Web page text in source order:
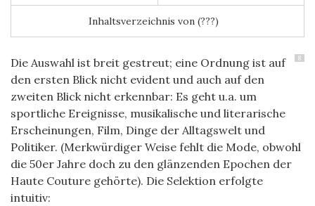
Inhaltsverzeichnis von (???)
8
Die Auswahl ist breit gestreut; eine Ordnung ist auf
den ersten Blick nicht evident und auch auf den
zweiten Blick nicht erkennbar: Es geht u.a. um
sportliche Ereignisse, musikalische und literarische
Erscheinungen, Film, Dinge der Alltagswelt und
Politiker. (Merkwürdiger Weise fehlt die Mode, obwohl
die 50er Jahre doch zu den glänzenden Epochen der
Haute Couture gehörte). Die Selektion erfolgte
intuitiv: